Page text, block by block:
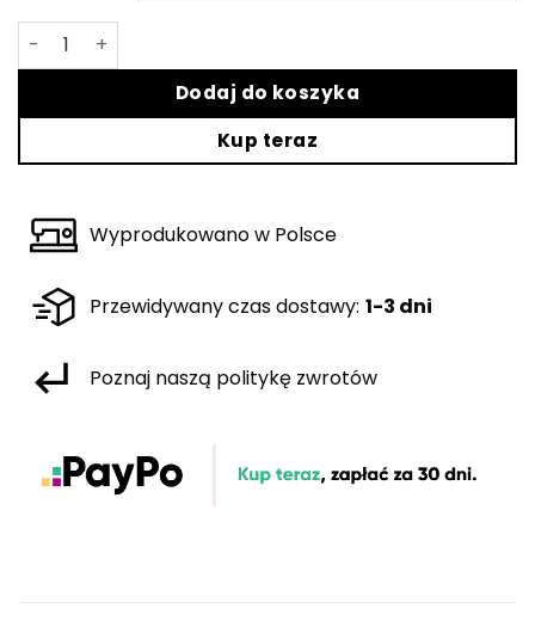
ilość Czarne rybaczki Omena
Dodaj do koszyka
Kup teraz
Wyprodukowano w Polsce
Przewidywany czas dostawy: 1-3 dni
Poznaj naszą politykę zwrotów